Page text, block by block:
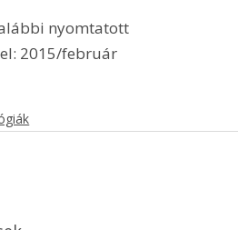
nyomtatott
2015/február